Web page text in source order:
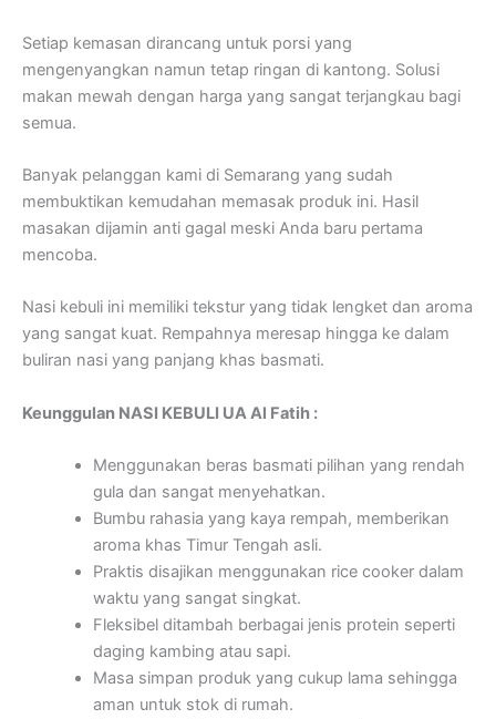
Setiap kemasan dirancang untuk porsi yang
mengenyangkan namun tetap ringan di kantong. Solusi
makan mewah dengan harga yang sangat terjangkau bagi
semua.
Banyak pelanggan kami di Semarang yang sudah
membuktikan kemudahan memasak produk ini. Hasil
masakan dijamin anti gagal meski Anda baru pertama
mencoba.
Nasi kebuli ini memiliki tekstur yang tidak lengket dan aroma
yang sangat kuat. Rempahnya meresap hingga ke dalam
buliran nasi yang panjang khas basmati.
Keunggulan NASI KEBULI UA Al Fatih :
Menggunakan beras basmati pilihan yang rendah
gula dan sangat menyehatkan.
Bumbu rahasia yang kaya rempah, memberikan
aroma khas Timur Tengah asli.
Praktis disajikan menggunakan rice cooker dalam
waktu yang sangat singkat.
Fleksibel ditambah berbagai jenis protein seperti
daging kambing atau sapi.
Masa simpan produk yang cukup lama sehingga
aman untuk stok di rumah.